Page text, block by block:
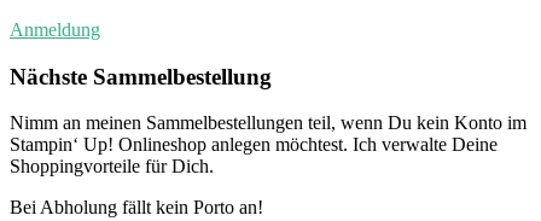
Anmeldung
Nächste Sammelbestellung
Nimm an meinen Sammelbestellungen teil, wenn Du kein Konto im
Stampin‘ Up! Onlineshop anlegen möchtest. Ich verwalte Deine
Shoppingvorteile für Dich.
Bei Abholung fällt kein Porto an!